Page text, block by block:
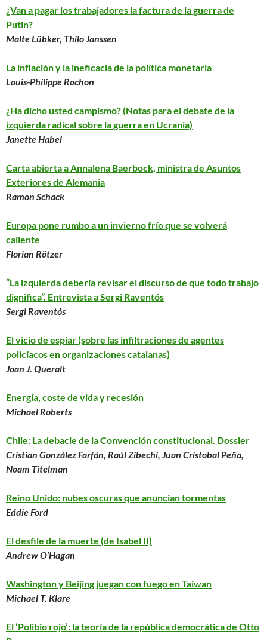
¿Van a pagar los trabajadores la factura de la guerra de
Putin?
Malte Lübker, Thilo Janssen
La inflación y la ineficacia de la política monetaria
Louis-Philippe Rochon
¿Ha dicho usted campismo? (Notas para el debate de la
izquierda radical sobre la guerra en Ucrania)
Janette Habel
Carta abierta a Annalena Baerbock, ministra de Asuntos
Exteriores de Alemania
Ramon Schack
Europa pone rumbo a un invierno frío que se volverá
caliente
Florian Rötzer
“La izquierda debería revisar el discurso de que todo trabajo
dignifica”. Entrevista a Sergi Raventós
Sergi Raventós
El vicio de espiar (sobre las infiltraciones de agentes
policíacos en organizaciones catalanas)
Joan J. Queralt
Energía, coste de vida y recesión
Michael Roberts
Chile: La debacle de la Convención constitucional. Dossier
Cristian González Farfán, Raúl Zibechi, Juan Cristobal Peña,
Noam Titelman
Reino Unido: nubes oscuras que anuncian tormentas
Eddie Ford
El desfile de la muerte (de Isabel II)
Andrew O’Hagan
Washington y Beijing juegan con fuego en Taiwan
Michael T. Klare
El ‘Polibio rojo’: la teoría de la república democrática de Otto